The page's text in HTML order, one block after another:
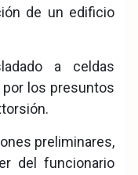
de un edificio
a celdas
los presuntos
preliminares,
del funcionario